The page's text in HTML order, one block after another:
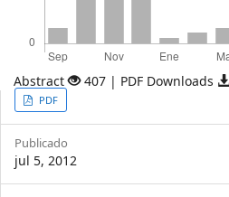
Abstract 407 | PDF Downloads
Article
Sidebar
PDF
Publicado
jul 5, 2012